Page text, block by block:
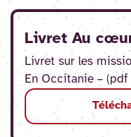
Livret Au
Livret sur les
En Occitanie –